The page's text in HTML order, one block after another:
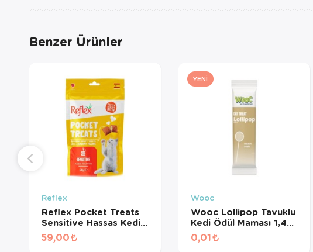
Benzer Ürünler
Reflex
Reflex Pocket Treats
Sensitive Hassas Kedi
Ödül Maması 60gr
59,00
YENI
Wooc
Wooc Lollipop Tavuklu
Kedi Ödül Maması 1,4
Gr
0,01